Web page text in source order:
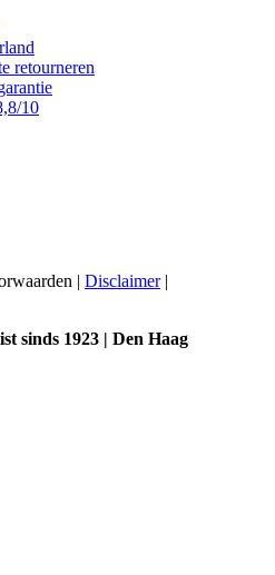
retourneren
10
| Disclaimer|
sinds 1923 | Den Haag